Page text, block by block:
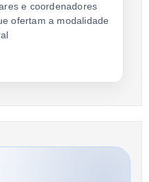
e coordenadores
ofertam a modalidade